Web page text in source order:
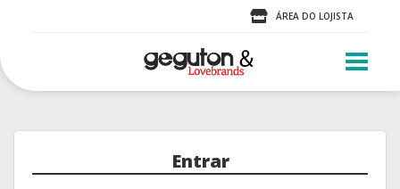
ÁREA DO LOJISTA
Entrar